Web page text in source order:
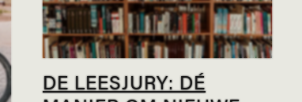
DE LEESJURY: DÉ